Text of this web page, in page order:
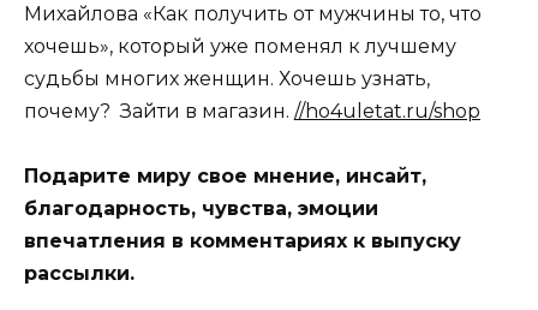
Михайлова «Как получить от мужчины то, что
хочешь», который уже поменял к лучшему
судьбы многих женщин. Хочешь узнать,
почему? Зайти в магазин. //ho4uletat.ru/shop
Подарите миру свое мнение, инсайт,
благодарность, чувства, эмоции
впечатления в комментариях к выпуску
рассылки.